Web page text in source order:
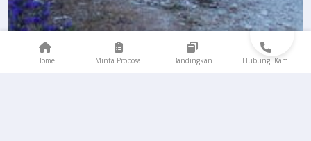
Home Minta Proposal Bandingkan Hubungi Kami